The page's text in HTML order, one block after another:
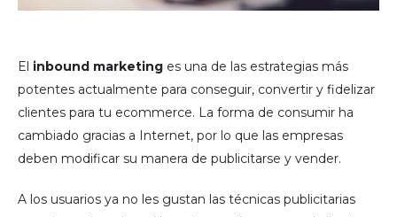
El inbound marketing es una de las estrategias más
potentes actualmente para conseguir, convertir y fidelizar
clientes para tu ecommerce. La forma de consumir ha
cambiado gracias a Internet, por lo que las empresas
deben modificar su manera de publicitarse y vender.
A los usuarios ya no les gustan las técnicas publicitarias